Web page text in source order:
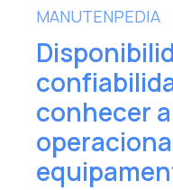
MANUTENPEDIA
conhecer